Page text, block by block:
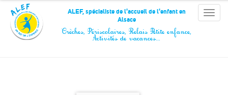
Panneau de gestion des cookies
Toggle
ALEF, spécialiste de l'accueil de l'enfant en
Alsace
Crèches, Périscolaires, Relais Petite enfance,
Activités de vacances…